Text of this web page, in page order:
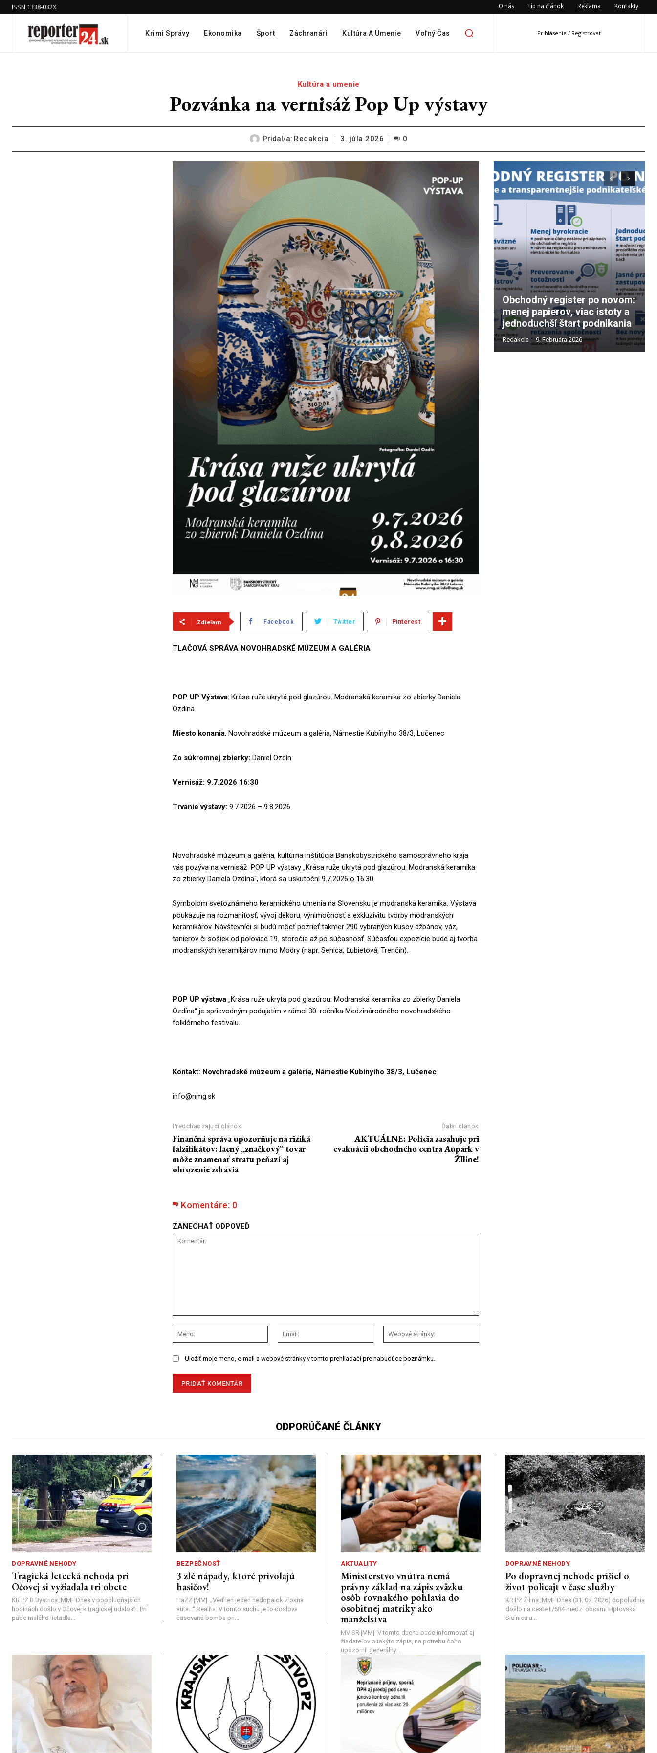
ISSN 1338-032X O nás Tip na článok Reklama Kontakty
Krimi Správy Ekonomika Šport Záchranári Kultúra A Umenie Voľný Čas Prihlásenie / Registrovať
Kultúra a umenie
Pozvánka na vernisáž Pop Up výstavy
Pridal/a: Redakcia 3. júla 2026 0
Zdieľam Facebook Twitter Pinterest
TLAČOVÁ SPRÁVA NOVOHRADSKÉ MÚZEUM A GALÉRIA
POP UP Výstava: Krása ruže ukrytá pod glazúrou. Modranská keramika zo zbierky Daniela
Ozdína
Miesto konania: Novohradské múzeum a galéria, Námestie Kubínyiho 38/3, Lučenec
Zo súkromnej zbierky: Daniel Ozdín
Vernisáž: 9.7.2026 16:30
Trvanie výstavy: 9.7.2026 – 9.8.2026
Novohradské múzeum a galéria, kultúrna inštitúcia Banskobystrického samosprávneho kraja
vás pozýva na vernisáž POP UP výstavy „Krása ruže ukrytá pod glazúrou. Modranská keramika
zo zbierky Daniela Ozdína“, ktorá sa uskutoční 9.7.2026 o 16:30
Symbolom svetoznámeho keramického umenia na Slovensku je modranská keramika. Výstava
poukazuje na rozmanitosť, vývoj dekoru, výnimočnosť a exkluzivitu tvorby modranských
keramikárov. Návštevníci si budú môcť pozrieť takmer 290 vybraných kusov džbánov, váz,
tanierov či sošiek od polovice 19. storočia až po súčasnosť. Súčasťou expozície bude aj tvorba
modranských keramikárov mimo Modry (napr. Senica, Ľubietová, Trenčín).
POP UP výstava„Krása ruže ukrytá pod glazúrou. Modranská keramika zo zbierky Daniela
Ozdína“ je sprievodným podujatím v rámci 30. ročníka Medzinárodného novohradského
folklórneho festivalu.
Kontakt: Novohradské múzeum a galéria, Námestie Kubínyiho 38/3, Lučenec
info@nmg.sk
Obchodný register po novom:
menej papierov, viac istoty a
jednoduchší štart podnikania
Redakcia - 9. Februára 2026
Predchádzajúci článok
Finančná správa upozorňuje na riziká
falzifikátov: lacný „značkový“ tovar
môže znamenať stratu peňazí aj
ohrozenie zdravia
Ďalší článok
AKTUÁLNE: Polícia zasahuje pri
evakuácii obchodného centra Aupark v
ŽIline!
Komentáre: 0
ZANECHAŤ ODPOVEĎ
Meno:
Email:
stránky:
Uložiť moje meno, e-mail a webové stránky v tomto prehliadači pre nabudúce poznámku.
ODPORÚČANÉ ČLÁNKY
DOPRAVNÉ NEHODY
Tragická letecká nehoda pri
Očovej si vyžiadala tri obete
KR PZ B.Bystrica |MM| Dnes v popoludňajších
hodinách došlo v Očovej k tragickej udalosti. Pri
páde malého lietadla...
BEZPEČNOSŤ
3 zlé nápady, ktoré privolajú
hasičov!
HaZZ |MM| ​„Veď len jeden nedopalok z okna
auta...“ ​Realita: V tomto suchu je to doslova
časovaná bomba pri...
AKTUALITY
Ministerstvo vnútra nemá
právny základ na zápis zväzku
osôb rovnakého pohlavia do
osobitnej matriky ako
manželstva
MV SR |MM| V tomto duchu bude informovať aj
žiadateľov o takýto zápis, na potrebu čoho
upozornil generálny...
DOPRAVNÉ NEHODY
Po dopravnej nehode prišiel o
život policajt v čase služby
KR PZ Žilina |MM| Dnes (31. 07. 2026) dopoludnia
došlo na ceste II/584 medzi obcami Liptovská
Sielnica a...